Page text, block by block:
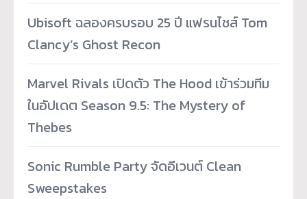
Ubisoft ฉลองครบรอบ 25 ปี แฟรนไชส์ Tom
Clancy’s Ghost Recon
Marvel Rivals เปิดตัว The Hood เข้าร่วมทีม
ในอัปเดต Season 9.5: The Mystery of
Thebes
Sonic Rumble Party จัดอีเวนต์ Clean
Sweepstakes